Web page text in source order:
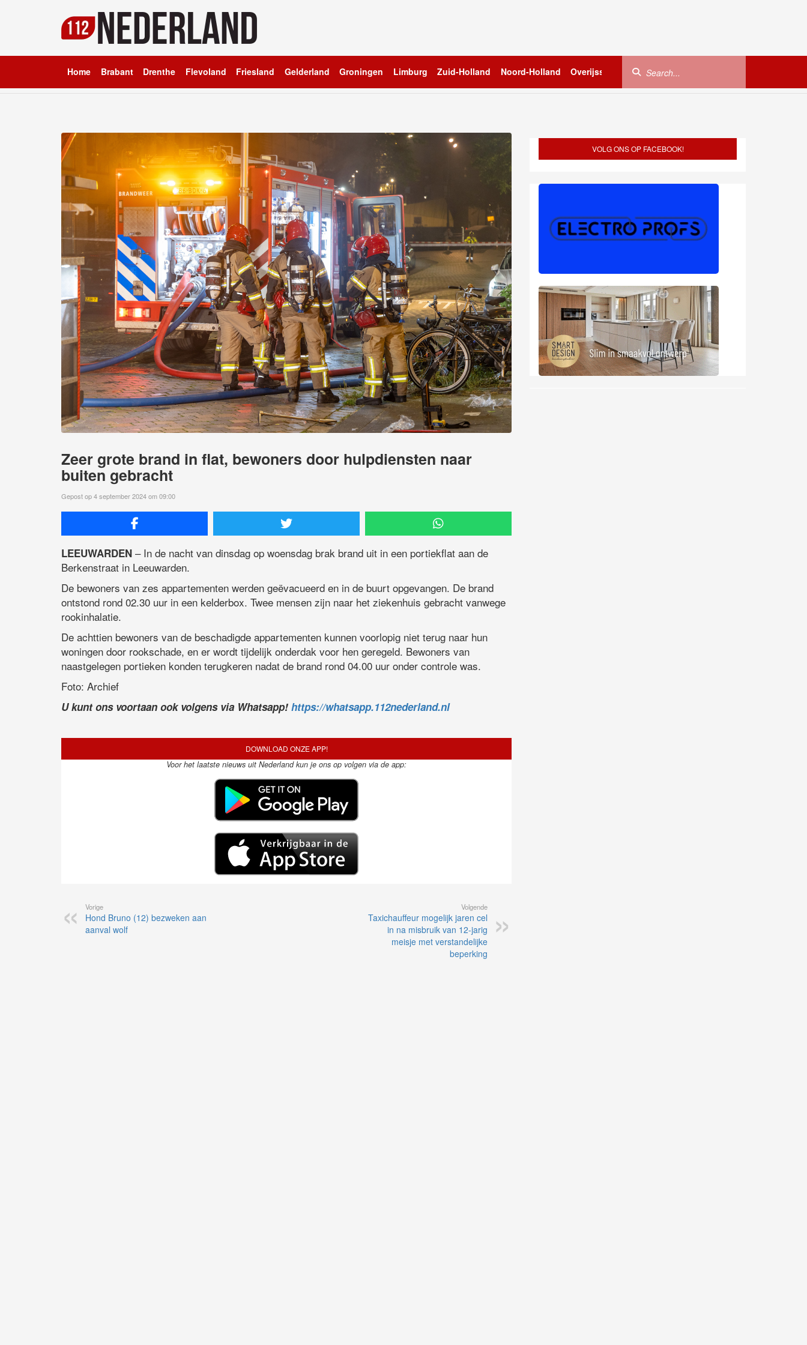
Home Brabant Drenthe Flevoland Friesland Gelderland Groningen Limburg Zuid-Holland Noord-Holland Overijssel Utrecht Zeeland
Zeer grote brand in flat, bewoners door hulpdiensten naar
buiten gebracht
Gepost op 4 september 2024 om 09:00
LEEUWARDEN – In de nacht van dinsdag op woensdag brak brand uit in een portiekflat aan de
Berkenstraat in Leeuwarden.
De bewoners van zes appartementen werden geëvacueerd en in de buurt opgevangen. De brand
ontstond rond 02.30 uur in een kelderbox. Twee mensen zijn naar het ziekenhuis gebracht vanwege
rookinhalatie.
De achttien bewoners van de beschadigde appartementen kunnen voorlopig niet terug naar hun
woningen door rookschade, en er wordt tijdelijk onderdak voor hen geregeld. Bewoners van
naastgelegen portieken konden terugkeren nadat de brand rond 04.00 uur onder controle was.
Foto: Archief
U kunt ons voortaan ook volgens via Whatsapp! https://whatsapp.112nederland.nl
DOWNLOAD ONZE APP!
Voor het laatste nieuws uit Nederland kun je ons op volgen via de app:
Vorige
Hond Bruno (12) bezweken aan
aanval wolf
Volgende
Taxichauffeur mogelijk jaren cel
in na misbruik van 12-jarig
meisje met verstandelijke
beperking
VOLG ONS OP FACEBOOK!